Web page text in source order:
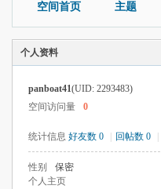
空间首页 主题
个人资料
panboat41(UID: 2293483)
空间访问量
0
统计信息 好友数 0 回帖数 0
性别 保密
个人主页